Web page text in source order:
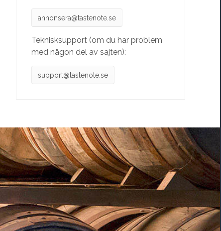
annonsera@tastenote.se
Teknisksupport (om du har problem
med någon del av sajten):
support@tastenote.se